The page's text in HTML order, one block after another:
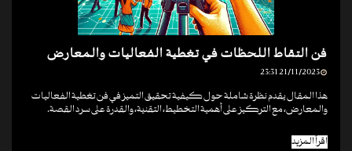
فن التقاط اللحظات في تغطية الفعاليات والمعارض
21/11/2023 23:31
هذا المقال يقدم نظرة شاملة حول كيفية تحقيق التميز في فن تغطية الفعاليات
والمعارض، مع التركيز على أهمية التخطيط، التقنية، والقدرة على سرد القصة.
اقرأ المزيد